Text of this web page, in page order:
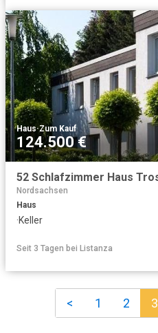
Haus·Zum Kauf
124.500 €
Nordsachsen
Haus
·Keller
Seit 3 Tagen bei Listanza
< 1 2 3